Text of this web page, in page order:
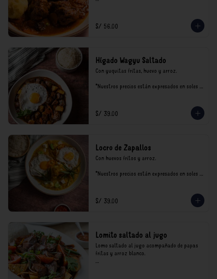
consumo.
S/ 56.00
Hígado Wagyu Saltado
Con yuquitas fritas, huevo y arroz.
*Nuestros precios están expresados en soles e
S/ 39.00
Locro de Zapallos
Con huevos fritos y arroz.
*Nuestros precios están expresados en soles e
S/ 39.00
Lomito saltado al jugo
Lomo saltado al jugo acompañado de papas
fritas y arroz blanco.